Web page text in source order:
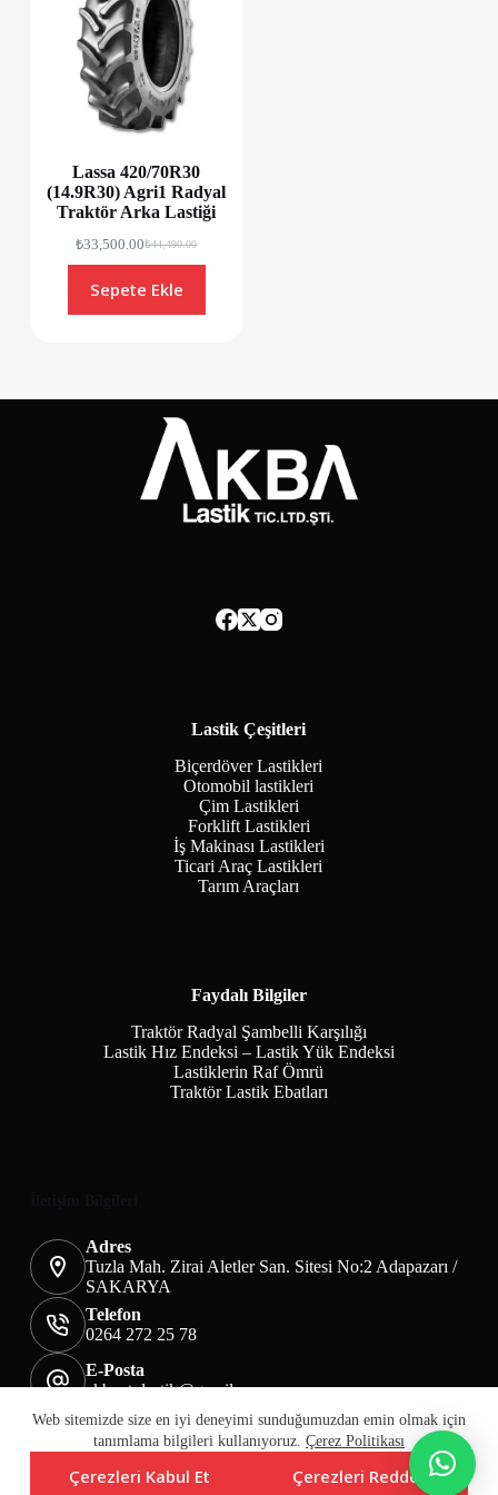
Web sitemizde size en iyi deneyimi sunduğumuzdan emin olmak için
tanımlama bilgileri kullanıyoruz. Çerez Politikası
Çerezleri Kabul Et Çerezleri Reddet
Lassa 420/70R30
(14.9R30) Agri1 Radyal
Traktör Arka Lastiği
₺44,490.00
₺33,500.00
Sepete Ekle
Lastik Çeşitleri
Biçerdöver Lastikleri
Otomobil lastikleri
Çim Lastikleri
Forklift Lastikleri
İş Makinası Lastikleri
Ticari Araç Lastikleri
Tarım Araçları
Faydalı Bilgiler
Traktör Radyal Şambelli Karşılığı
Lastik Hız Endeksi – Lastik Yük Endeksi
Lastiklerin Raf Ömrü
Traktör Lastik Ebatları
Adres
Tuzla Mah. Zirai Aletler San. Sitesi No:2 Adapazarı /
SAKARYA
Telefon
0264 272 25 78
E-Posta
akbaotolastik@gmail.com
Mesafeli Satış Sözleşmesi
Teslimat&İade
Üyelik KVKK Sayfası
Çerez Politikası